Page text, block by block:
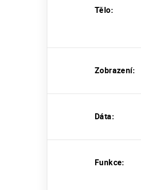
Tělo:
Zobrazení:
Dáta:
Funkce: